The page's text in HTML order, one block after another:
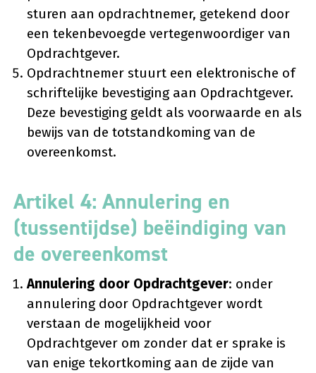
sturen aan opdrachtnemer, getekend door
een tekenbevoegde vertegenwoordiger van
Opdrachtgever.
Opdrachtnemer stuurt een elektronische of
schriftelijke bevestiging aan Opdrachtgever.
Deze bevestiging geldt als voorwaarde en als
bewijs van de totstandkoming van de
overeenkomst.
Artikel 4: Annulering en
(tussentijdse) beëindiging van
de overeenkomst
Annulering door Opdrachtgever: onder
annulering door Opdrachtgever wordt
verstaan de mogelijkheid voor
Opdrachtgever om zonder dat er sprake is
van enige tekortkoming aan de zijde van